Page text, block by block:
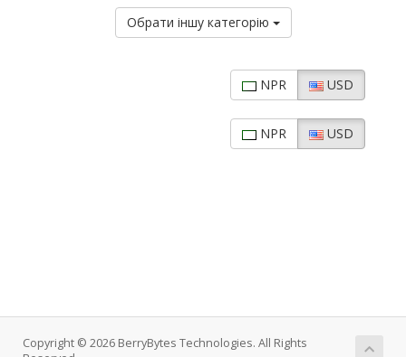
Обрати іншу категорію
NPR USD
NPR USD
Copyright © 2026 BerryBytes Technologies. All Rights